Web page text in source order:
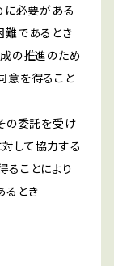
に必要がある
難であるとき
の推進のため
意を得ること
の委託を受け
して協力する
ることにより
るとき